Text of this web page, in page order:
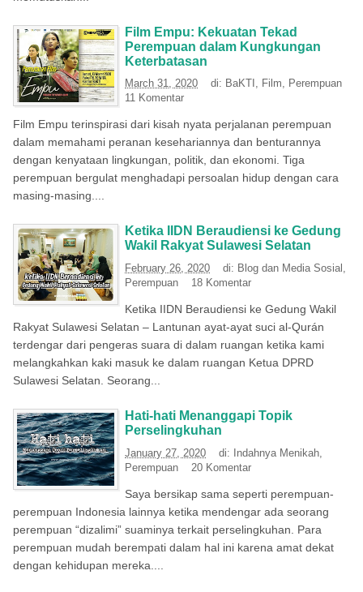
Film Empu: Kekuatan Tekad
Perempuan dalam Kungkungan
Keterbatasan
March 31, 2020 di: BaKTI , Film, Perempuan
11 Komentar
Film Empu terinspirasi dari kisah nyata perjalanan perempuan
dalam memahami peranan kesehariannya dan benturannya
dengan kenyataan lingkungan, politik, dan ekonomi. Tiga
perempuan bergulat menghadapi persoalan hidup dengan cara
masing-masing....
Ketika IIDN Beraudiensi ke Gedung
Wakil Rakyat Sulawesi Selatan
February 26, 2020 di: Blog dan Media Sosial ,
Perempuan
18 Komentar
Ketika IIDN Beraudiensi ke Gedung Wakil
Rakyat Sulawesi Selatan – Lantunan ayat-ayat suci al-Qurán
terdengar dari pengeras suara di dalam ruangan ketika kami
melangkahkan kaki masuk ke dalam ruangan Ketua DPRD
Sulawesi Selatan. Seorang...
Hati-hati Menanggapi Topik
Perselingkuhan
January 27, 2020 di: Indahnya Menikah
Perempuan
20 Komentar
Saya bersikap sama seperti perempuan-
perempuan Indonesia lainnya ketika mendengar ada seorang
perempuan “dizalimi” suaminya terkait perselingkuhan. Para
perempuan mudah berempati dalam hal ini karena amat dekat
dengan kehidupan mereka....